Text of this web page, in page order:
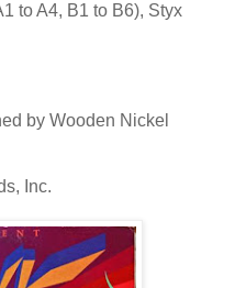
to A4, B1 to B6), Styx
by Wooden Nickel
Inc.